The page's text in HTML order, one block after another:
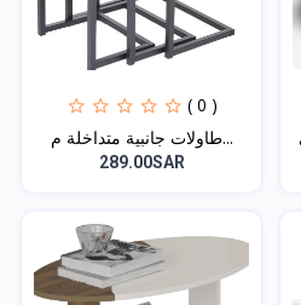
( 0 )
طاولات جانبية متداخلة م...
289.00SAR